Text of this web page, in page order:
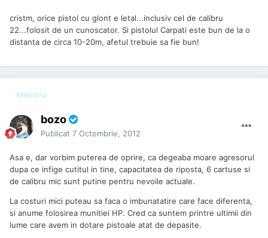
cristm, orice pistol cu glont e letal...inclusiv cel de calibru
22...folosit de un cunoscator. Si pistolul Carpati este bun de la o
distanta de circa 10-20m, afetul trebuie sa fie bun!
Membru
bozo
Publicat 7 Octombrie, 2012
Asa e, dar vorbim puterea de oprire, ca degeaba moare agresorul
dupa ce infige cutitul in tine, capacitatea de riposta, 6 cartuse si
de calibru mic sunt putine pentru nevoile actuale.
La costuri mici puteau sa faca o imbunatatire care face diferenta,
si anume folosirea munitiei HP. Cred ca suntem printre ultimii din
lume care avem in dotare pistoale atat de depasite.